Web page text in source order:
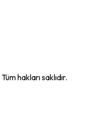
Tüm hakları saklıdır.